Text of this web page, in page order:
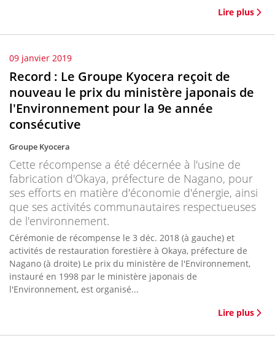
Lire plus
09 janvier 2019
Record : Le Groupe Kyocera reçoit de
nouveau le prix du ministère japonais de
l'Environnement pour la 9e année
consécutive
Groupe Kyocera
Cette récompense a été décernée à l'usine de
fabrication d'Okaya, préfecture de Nagano, pour
ses efforts en matière d'économie d'énergie, ainsi
que ses activités communautaires respectueuses
de l'environnement.
Cérémonie de récompense le 3 déc. 2018 (à gauche) et
activités de restauration forestière à Okaya, préfecture de
Nagano (à droite) Le prix du ministère de l'Environnement,
instauré en 1998 par le ministère japonais de
l'Environnement, est organisé...
Lire plus